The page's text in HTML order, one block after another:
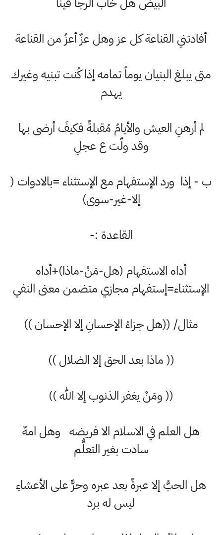
أفادتني القناعة كل عز وهل عزٌ أعزُ من القناعة
متى يبلغ البنيان يوماً تمامه إذا كُنت تبنيه وغيرك
يهدم
لم أرهنِ العيش والأيامُ مُقبلةٌ فكيفَ أرضى بها
وقد ولّت ع عجلِ
ب - إذا ورد الإستفهام مع الإستثناء =بالادوات (
إلا-غير-سوى)
القاعدة :-
أداه الاستفهام (هل-مَنْ-ماذا)+أداه
الإستثناء=إستفهام مجازي متضمن معنى النفي
مثال/ ((هل جزاءُ الإحسانِ إلا الإحسان ))
(( ماذا بعد الحق إلا الضلال ))
(( ومَنْ يغفر الذنوب إلا الله ))
هل العلم في الاسلام الا فريضه وهل امهٌ
سادت بغير التعلُّم
هل الحبُّ إلا عبرةٌ بعد عبره وحرٌّ على الأعشاءِ
ليس له برد